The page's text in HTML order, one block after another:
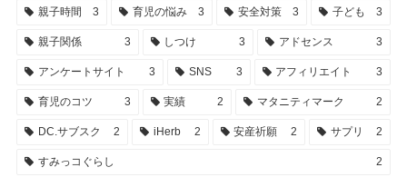
親子時間 3 育児の悩み 3 安全対策 3 子ども 3
親子関係 3 しつけ 3 アドセンス 3
アンケートサイト 3 SNS 3 アフィリエイト 3
育児のコツ 3 実績 2 マタニティマーク 2
DC.サブスク 2 iHerb 2 安産祈願 2 サプリ 2
すみっコぐらし 2